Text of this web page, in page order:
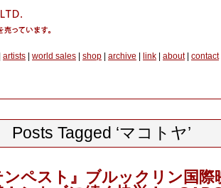
artists world sales shop archive link about| contact
Posts Tagged ‘マコトヤ’
ンペスト』ブルックリン国際